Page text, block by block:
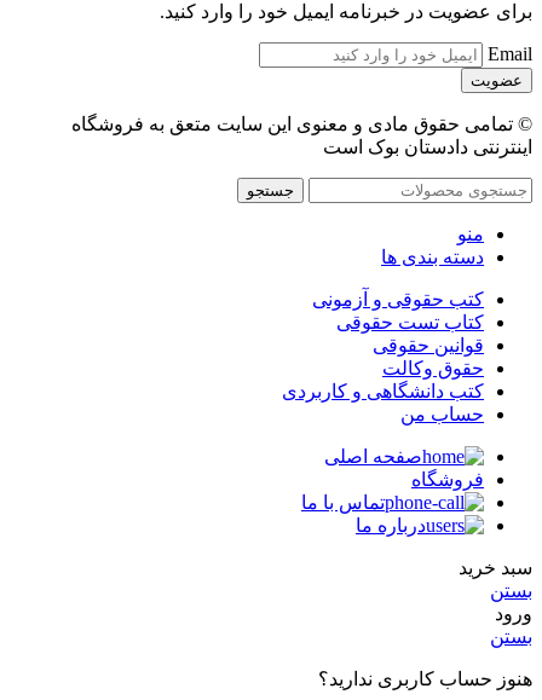
برای عضویت در خبرنامه ایمیل خود را وارد کنید.
Email
© تمامی حقوق مادی و معنوی این سایت متعق به فروشگاه
اینترنتی دادستان بوک است
جستجو
منو
دسته بندی ها
کتب حقوقی و آزمونی
کتاب تست حقوقی
قوانین حقوقی
حقوق وکالت
کتب دانشگاهی و کاربردی
حساب من
صفحه اصلی
فروشگاه
تماس با ما
درباره ما
سبد خرید
بستن
ورود
بستن
هنوز حساب کاربری ندارید؟